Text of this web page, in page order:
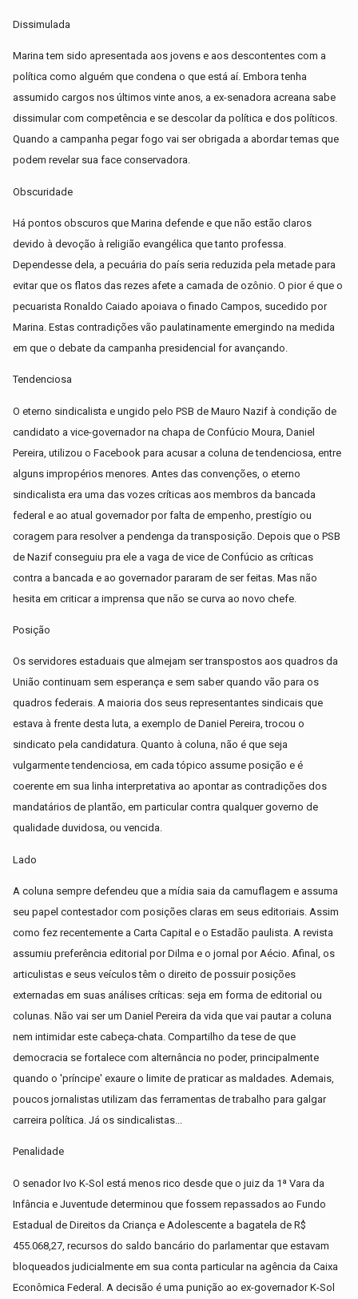
Dissimulada
Marina tem sido apresentada aos jovens e aos descontentes com a
política como alguém que condena o que está aí. Embora tenha
assumido cargos nos últimos vinte anos, a ex-senadora acreana sabe
dissimular com competência e se descolar da política e dos políticos.
Quando a campanha pegar fogo vai ser obrigada a abordar temas que
podem revelar sua face conservadora.
Obscuridade
Há pontos obscuros que Marina defende e que não estão claros
devido à devoção à religião evangélica que tanto professa.
Dependesse dela, a pecuária do país seria reduzida pela metade para
evitar que os flatos das rezes afete a camada de ozônio. O pior é que o
pecuarista Ronaldo Caiado apoiava o finado Campos, sucedido por
Marina. Estas contradições vão paulatinamente emergindo na medida
em que o debate da campanha presidencial for avançando.
Tendenciosa
O eterno sindicalista e ungido pelo PSB de Mauro Nazif à condição de
candidato a vice-governador na chapa de Confúcio Moura, Daniel
Pereira, utilizou o Facebook para acusar a coluna de tendenciosa, entre
alguns impropérios menores. Antes das convenções, o eterno
sindicalista era uma das vozes críticas aos membros da bancada
federal e ao atual governador por falta de empenho, prestígio ou
coragem para resolver a pendenga da transposição. Depois que o PSB
de Nazif conseguiu pra ele a vaga de vice de Confúcio as críticas
contra a bancada e ao governador pararam de ser feitas. Mas não
hesita em criticar a imprensa que não se curva ao novo chefe.
Posição
Os servidores estaduais que almejam ser transpostos aos quadros da
União continuam sem esperança e sem saber quando vão para os
quadros federais. A maioria dos seus representantes sindicais que
estava à frente desta luta, a exemplo de Daniel Pereira, trocou o
sindicato pela candidatura. Quanto à coluna, não é que seja
vulgarmente tendenciosa, em cada tópico assume posição e é
coerente em sua linha interpretativa ao apontar as contradições dos
mandatários de plantão, em particular contra qualquer governo de
qualidade duvidosa, ou vencida.
Lado
A coluna sempre defendeu que a mídia saia da camuflagem e assuma
seu papel contestador com posições claras em seus editoriais. Assim
como fez recentemente a Carta Capital e o Estadão paulista. A revista
assumiu preferência editorial por Dilma e o jornal por Aécio. Afinal, os
articulistas e seus veículos têm o direito de possuir posições
externadas em suas análises críticas: seja em forma de editorial ou
colunas. Não vai ser um Daniel Pereira da vida que vai pautar a coluna
nem intimidar este cabeça-chata. Compartilho da tese de que
democracia se fortalece com alternância no poder, principalmente
quando o 'príncipe' exaure o limite de praticar as maldades. Ademais,
poucos jornalistas utilizam das ferramentas de trabalho para galgar
carreira política. Já os sindicalistas...
Penalidade
O senador Ivo K-Sol está menos rico desde que o juiz da 1ª Vara da
Infância e Juventude determinou que fossem repassados ao Fundo
Estadual de Direitos da Criança e Adolescente a bagatela de R$
455.068,27, recursos do saldo bancário do parlamentar que estavam
bloqueados judicialmente em sua conta particular na agência da Caixa
Econômica Federal. A decisão é uma punição ao ex-governador K-Sol